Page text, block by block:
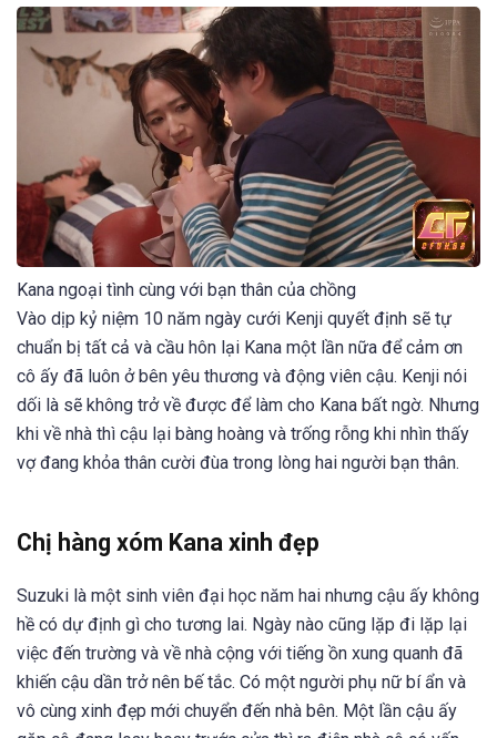
Kana ngoại tình cùng với bạn thân của chồng
Vào dịp kỷ niệm 10 năm ngày cưới Kenji quyết định sẽ tự
chuẩn bị tất cả và cầu hôn lại Kana một lần nữa để cảm ơn
cô ấy đã luôn ở bên yêu thương và động viên cậu. Kenji nói
dối là sẽ không trở về được để làm cho Kana bất ngờ. Nhưng
khi về nhà thì cậu lại bàng hoàng và trống rỗng khi nhìn thấy
vợ đang khỏa thân cười đùa trong lòng hai người bạn thân.
Chị hàng xóm Kana xinh đẹp
Suzuki là một sinh viên đại học năm hai nhưng cậu ấy không
hề có dự định gì cho tương lai. Ngày nào cũng lặp đi lặp lại
việc đến trường và về nhà cộng với tiếng ồn xung quanh đã
khiến cậu dần trở nên bế tắc. Có một người phụ nữ bí ẩn và
vô cùng xinh đẹp mới chuyển đến nhà bên. Một lần cậu ấy